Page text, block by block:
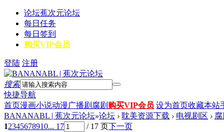
论坛蕉次元论坛
每日任务
每日签到
购买VIP会员
登陆 注册
搜索
快捷导航
首页漫画小说动漫广播剧 腐剧 购买VIP会员 设为首页收藏本站
BANANABL | 蕉次元论坛»论坛 › 耽美资源下载 › 电视剧区 ›
12345678910... 17 / 17 页下一页